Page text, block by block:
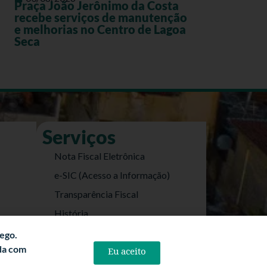
Praça João Jerônimo da Costa
recebe serviços de manutenção
e melhorias no Centro de Lagoa
Seca
Serviços
Nota Fiscal Eletrônica
e-SIC (Acesso a Informação)
Transparência Fiscal
História
Politica de Privacidade
com
Eu aceito